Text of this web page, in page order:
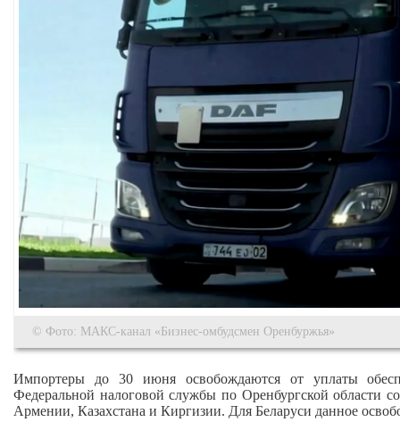
© Фото: МАКС-канал «Бизнес-омбудсмен Оренбуржья»
Импортеры до 30 июня освобождаются от уплаты
Федеральной налоговой службы по Оренбургской области
Армении, Казахстана и Киргизии. Для Беларуси данное